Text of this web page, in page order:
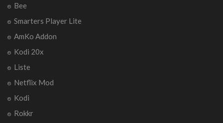
Bee
Smarters Player Lite
AmKo Addon
Kodi 20x
Liste
Netflix Mod
Kodi
Rokkr